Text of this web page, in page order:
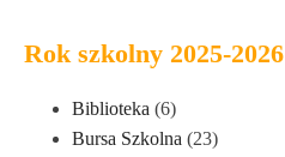
Rok szkolny 2025-2026
Biblioteka (6)
Bursa Szkolna (23)